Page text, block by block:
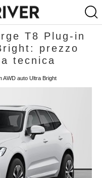
T8 Plug-in
prezzo
tecnica
AWD auto Ultra Bright